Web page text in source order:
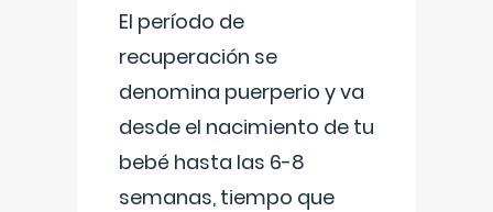
El período de
recuperación se
denomina puerperio y va
desde el nacimiento de tu
bebé hasta las 6-8
semanas, tiempo que